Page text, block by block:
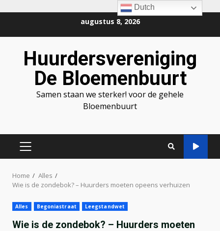
inhoud
augustus 8, 2026
Huurdersvereniging
De Bloemenbuurt
Samen staan we sterker! voor de gehele
Bloemenbuurt
PRIMAIR
Home
Alles
Wie is de zondebok? – Huurders moeten opeens verhuizen
Alles Begoniastraat Leegstandwet
Wie is de zondebok? – Huurders moeten
Dutch